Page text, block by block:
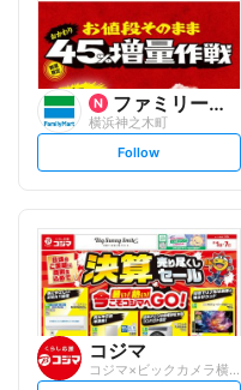
ファミリーマート
横浜神之木町
s
l
o
w
Follow
コジマ
コジマ×ビックカメラ横浜大口店